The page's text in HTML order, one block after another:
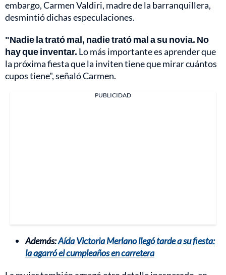
embargo, Carmen Valdiri, madre de la barranquillera,
desmintió dichas especulaciones.
"Nadie la trató mal, nadie trató mal a su novia. No
hay que inventar. Lo más importante es aprender que
la próxima fiesta que la inviten tiene que mirar cuántos
cupos tiene", señaló Carmen.
PUBLICIDAD
Además:Aída Victoria Merlano llegó tarde a su fiesta:
la agarró el cumpleaños en carretera